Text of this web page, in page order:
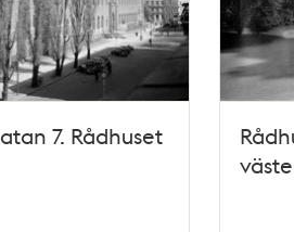
7. Rådhuset